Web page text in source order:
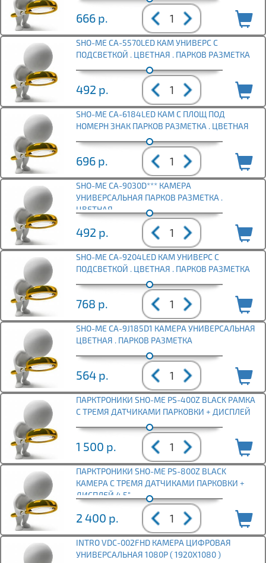
666 р.
SHO-ME CA-5570LED КАМ УНИВЕРС С
ПОДСВЕТКОЙ . ЦВЕТНАЯ . ПАРКОВ РАЗМЕТКА
492 р.
SHO-ME CA-6184LED КАМ С ПЛОЩ ПОД
НОМЕРН ЗНАК ПАРКОВ РАЗМЕТКА . ЦВЕТНАЯ
696 р.
SHO-ME CA-9030D*** КАМЕРА
УНИВЕРСАЛЬНАЯ ПАРКОВ РАЗМЕТКА .
ЦВЕТНАЯ
492 р.
SHO-ME CA-9204LED КАМ УНИВЕРС С
ПОДСВЕТКОЙ . ЦВЕТНАЯ . ПАРКОВ РАЗМЕТКА
768 р.
SHO-ME CA-9J185D1 КАМЕРА УНИВЕРСАЛЬНАЯ
ЦВЕТНАЯ . ПАРКОВ РАЗМЕТКА
564 р.
ПАРКТРОНИКИ SHO-ME PS-400Z BLACK РАМКА
С ТРЕМЯ ДАТЧИКАМИ ПАРКОВКИ + ДИСПЛЕЙ
1 500 р.
ПАРКТРОНИКИ SHO-ME PS-800Z BLACK
КАМЕРА С ТРЕМЯ ДАТЧИКАМИ ПАРКОВКИ +
ДИСПЛЕЙ 4,5"
2 400 р.
INTRO VDC-002FHD КАМЕРА ЦИФРОВАЯ
УНИВЕРСАЛЬНАЯ 1080P ( 1920X1080 )